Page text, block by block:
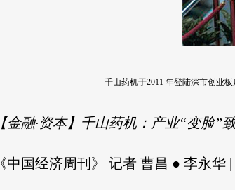
千山药机于2011 年登陆深市创业
【金融·资本】千山药机：产业“变脸”
《中国经济周刊》 记者 曹昌 ● 李永华